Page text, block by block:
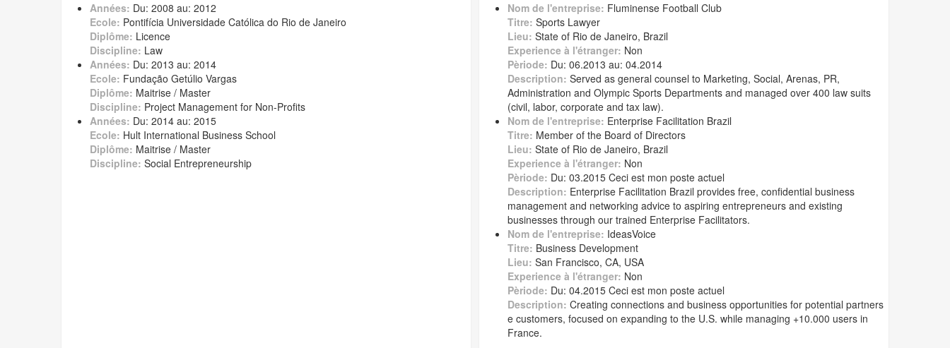
Années: Du: 2008 au: 2012
Ecole: Pontifícia Universidade Católica do Rio de Janeiro
Diplôme: Licence
Discipline: Law
Années: Du: 2013 au: 2014
Ecole: Fundação Getúlio Vargas
Diplôme: Maitrise / Master
Discipline: Project Management for Non-Profits
Années: Du: 2014 au: 2015
Ecole: Hult International Business School
Diplôme: Maitrise / Master
Discipline: Social Entrepreneurship
Nom de l'entreprise: Fluminense Football Club
Titre: Sports Lawyer
Lieu: State of Rio de Janeiro, Brazil
Experience à l'étranger: Non
Pèriode: Du: 06.2013 au: 04.2014
Description: Served as general counsel to Marketing, Social, Arenas, PR,
Administration and Olympic Sports Departments and managed over 400 law suits
(civil, labor, corporate and tax law).
Nom de l'entreprise: Enterprise Facilitation Brazil
Titre: Member of the Board of Directors
Lieu: State of Rio de Janeiro, Brazil
Experience à l'étranger: Non
Pèriode: Du: 03.2015 Ceci est mon poste actuel
Description: Enterprise Facilitation Brazil provides free, confidential business
management and networking advice to aspiring entrepreneurs and existing
businesses through our trained Enterprise Facilitators.
Nom de l'entreprise: IdeasVoice
Titre: Business Development
Lieu: San Francisco, CA, USA
Experience à l'étranger: Non
Pèriode: Du: 04.2015 Ceci est mon poste actuel
Description: Creating connections and business opportunities for potential partners
e customers, focused on expanding to the U.S. while managing +10.000 users in
France.